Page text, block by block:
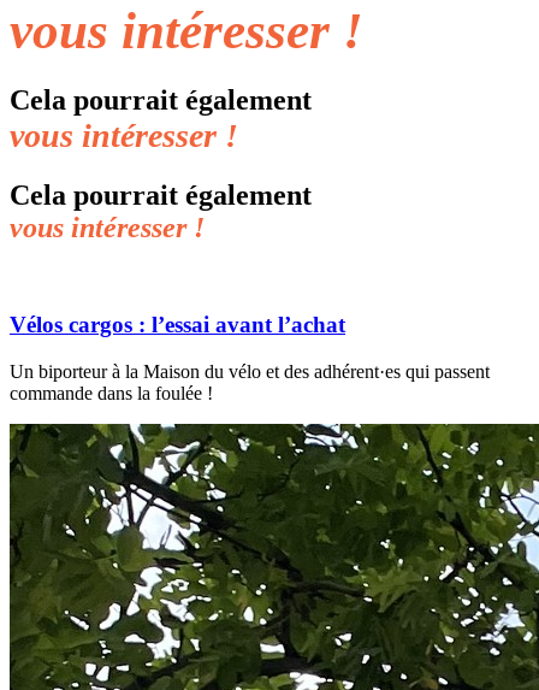
vous intéresser !
Cela pourrait également
vous intéresser !
Cela pourrait également
vous intéresser !
Vélos cargos : l’essai avant l’achat
Un biporteur à la Maison du vélo et des adhérent·es qui passent
commande dans la foulée !